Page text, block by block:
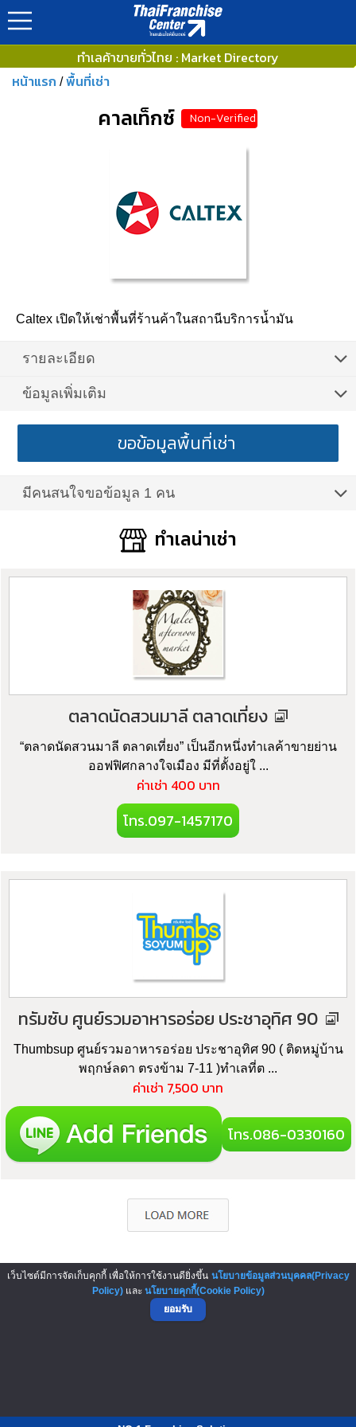
ทำเลค้าขายทั่วไทย : Market Directory
หน้าแรก /พื้นที่เช่า
คาลเท็กซ์ Non-Verified
Caltex เปิดให้เช่าพื้นที่ร้านค้าในสถานีบริการน้ำมัน
รายละเอียด
ข้อมูลเพิ่มเติม
ขอข้อมูลพื้นที่เช่า
มีคนสนใจขอข้อมูล 1 คน
ทำเลน่าเช่า
ตลาดนัดสวนมาลี ตลาดเที่ยง
“ตลาดนัดสวนมาลี ตลาดเที่ยง” เป็นอีกหนึ่งทำเลค้าขายย่าน
ออฟฟิศกลางใจเมือง มีที่ตั้งอยู่ใ ...
ค่าเช่า 400 บาท
โทร.097-1457170
ทรัมซับ ศูนย์รวมอาหารอร่อย ประชาอุทิศ 90
Thumbsup ศูนย์รวมอาหารอร่อย ประชาอุทิศ 90 ( ติดหมู่บ้าน
พฤกษ์ลดา ตรงข้าม 7-11 )ทำเลที่ต ...
ค่าเช่า 7,500 บาท
โทร.086-0330160
▲ GO TO TOP
เว็บไซต์มีการจัดเก็บคุกกี้ เพื่อให้การใช้งานดียิ่งขึ้น นโยบายข้อมูลส่วนบุคคล(Privacy
Policy)และ นโยบายคุกกี้(Cookie Policy)
ยอมรับ